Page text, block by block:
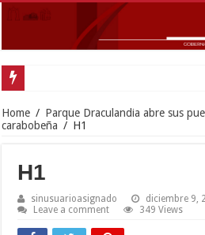
Home / Parque Draculandia abre sus
carabobeña / H1
H1
sinusuarioasignado
diciembre 9,
Leave a comment
349 Views